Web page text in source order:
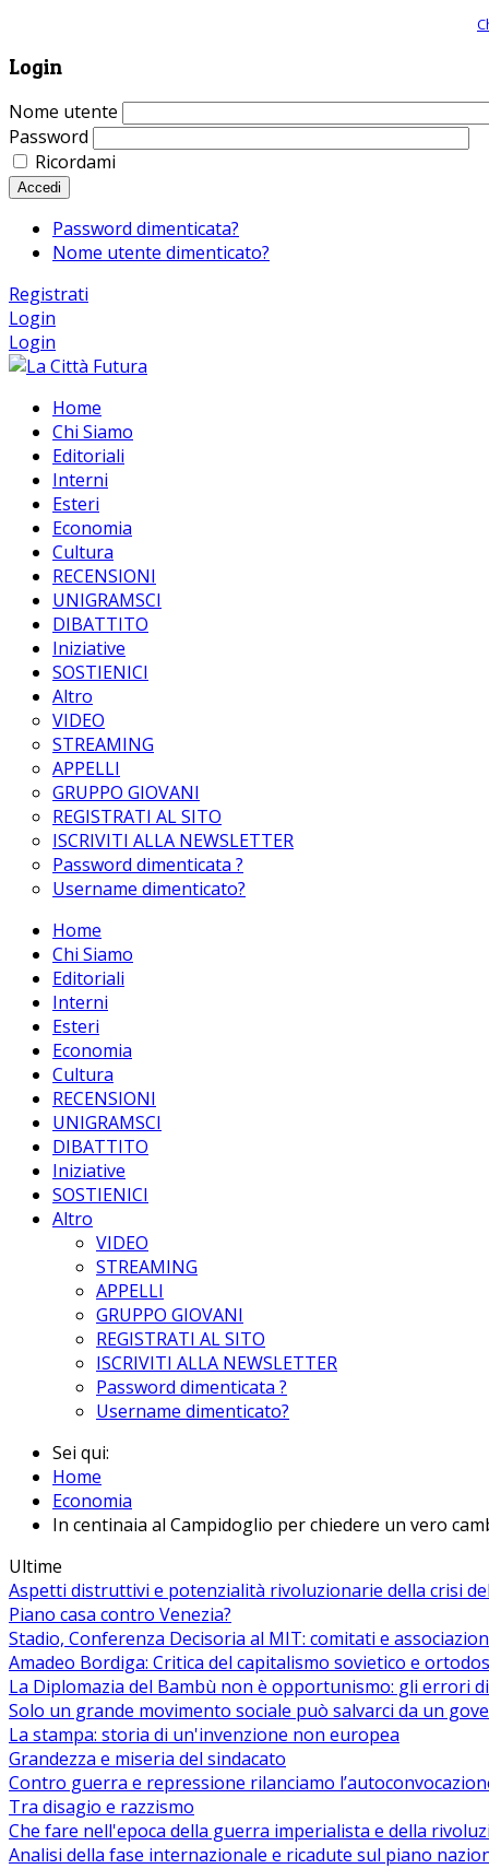
Login
Nome utente
Password
Ricordami
Accedi
Password dimenticata?
Nome utente dimenticato?
Registrati
Login
Login
Home
Chi Siamo
Editoriali
Interni
Esteri
Economia
Cultura
RECENSIONI
UNIGRAMSCI
DIBATTITO
Iniziative
SOSTIENICI
Altro
VIDEO
STREAMING
APPELLI
GRUPPO GIOVANI
REGISTRATI AL SITO
ISCRIVITI ALLA NEWSLETTER
Password dimenticata ?
Username dimenticato?
Home
Chi Siamo
Editoriali
Interni
Esteri
Economia
Cultura
RECENSIONI
UNIGRAMSCI
DIBATTITO
Iniziative
SOSTIENICI
Altro
VIDEO
STREAMING
APPELLI
GRUPPO GIOVANI
REGISTRATI AL SITO
ISCRIVITI ALLA NEWSLETTER
Password dimenticata ?
Username dimenticato?
Sei qui:
Home
Economia
In centinaia al Campidoglio per chiedere un vero
Ultime
Aspetti distruttivi e potenzialità rivoluzionarie della crisi
Piano casa contro Venezia?
Stadio, Conferenza Decisoria al MIT: comitati e
Amadeo Bordiga: Critica del capitalismo sovietico e
La Diplomazia del Bambù non è opportunismo: gli errori
Solo un grande movimento sociale può salvarci da un
La stampa: storia di un'invenzione non europea
Grandezza e miseria del sindacato
Contro guerra e repressione rilanciamo
Tra disagio e razzismo
Che fare nell'epoca della guerra imperialista e della
Analisi della fase internazionale e ricadute sul piano